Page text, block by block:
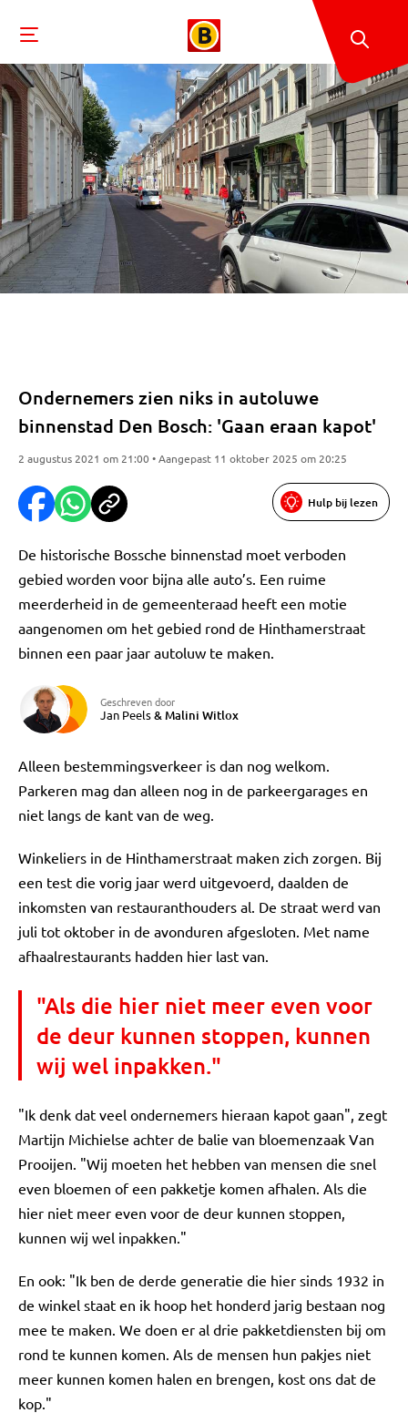
Ondernemers zien niks in autoluwe
binnenstad Den Bosch: 'Gaan eraan kapot'
2 augustus 2021 om 21:00 • Aangepast 11 oktober 2025 om 20:25
Hulp bij lezen
De historische Bossche binnenstad moet verboden
gebied worden voor bijna alle auto’s. Een ruime
meerderheid in de gemeenteraad heeft een motie
aangenomen om het gebied rond de Hinthamerstraat
binnen een paar jaar autoluw te maken.
Geschreven door
Jan Peels&Malini Witlox
Alleen bestemmingsverkeer is dan nog welkom.
Parkeren mag dan alleen nog in de parkeergarages en
niet langs de kant van de weg.
Winkeliers in de Hinthamerstraat maken zich zorgen. Bij
een test die vorig jaar werd uitgevoerd, daalden de
inkomsten van restauranthouders al. De straat werd van
juli tot oktober in de avonduren afgesloten. Met name
afhaalrestaurants hadden hier last van.
"Als die hier niet meer even voor
de deur kunnen stoppen, kunnen
wij wel inpakken."
"Ik denk dat veel ondernemers hieraan kapot gaan", zegt
Martijn Michielse achter de balie van bloemenzaak Van
Prooijen. "Wij moeten het hebben van mensen die snel
even bloemen of een pakketje komen afhalen. Als die
hier niet meer even voor de deur kunnen stoppen,
kunnen wij wel inpakken."
En ook: "Ik ben de derde generatie die hier sinds 1932 in
de winkel staat en ik hoop het honderd jarig bestaan nog
mee te maken. We doen er al drie pakketdiensten bij om
rond te kunnen komen. Als de mensen hun pakjes niet
meer kunnen komen halen en brengen, kost ons dat de
kop."